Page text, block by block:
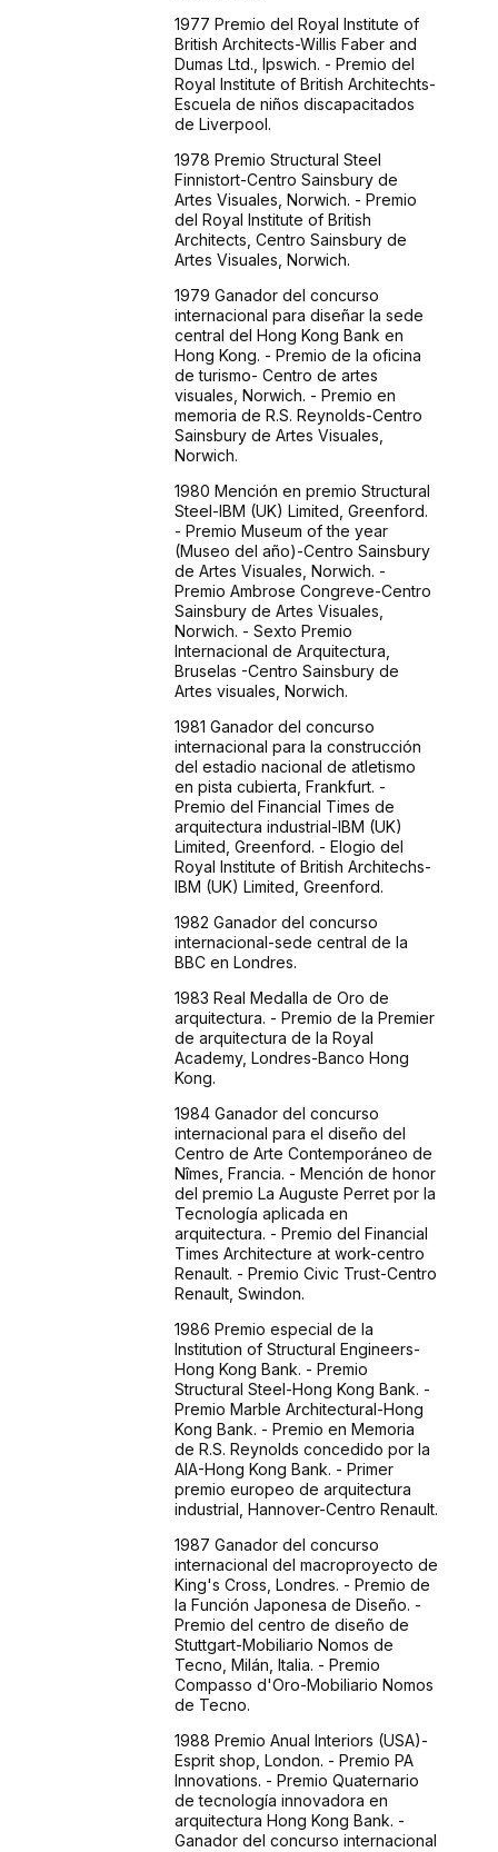
1977 Premio del Royal Institute of
British Architects-Willis Faber and
Dumas Ltd., Ipswich. - Premio del
Royal Institute of British Architechts-
Escuela de niños discapacitados
de Liverpool.
1978 Premio Structural Steel
Finnistort-Centro Sainsbury de
Artes Visuales, Norwich. - Premio
del Royal Institute of British
Architects, Centro Sainsbury de
Artes Visuales, Norwich.
1979 Ganador del concurso
internacional para diseñar la sede
central del Hong Kong Bank en
Hong Kong. - Premio de la oficina
de turismo- Centro de artes
visuales, Norwich. - Premio en
memoria de R.S. Reynolds-Centro
Sainsbury de Artes Visuales,
Norwich.
1980 Mención en premio Structural
Steel-IBM (UK) Limited, Greenford.
- Premio Museum of the year
(Museo del año)-Centro Sainsbury
de Artes Visuales, Norwich. -
Premio Ambrose Congreve-Centro
Sainsbury de Artes Visuales,
Norwich. - Sexto Premio
Internacional de Arquitectura,
Bruselas -Centro Sainsbury de
Artes visuales, Norwich.
1981 Ganador del concurso
internacional para la construcción
del estadio nacional de atletismo
en pista cubierta, Frankfurt. -
Premio del Financial Times de
arquitectura industrial-IBM (UK)
Limited, Greenford. - Elogio del
Royal Institute of British Architechs-
IBM (UK) Limited, Greenford.
1982 Ganador del concurso
internacional-sede central de la
BBC en Londres.
1983 Real Medalla de Oro de
arquitectura. - Premio de la Premier
de arquitectura de la Royal
Academy, Londres-Banco Hong
Kong.
1984 Ganador del concurso
internacional para el diseño del
Centro de Arte Contemporáneo de
Nîmes, Francia. - Mención de honor
del premio La Auguste Perret por la
Tecnología aplicada en
arquitectura. - Premio del Financial
Times Architecture at work-centro
Renault. - Premio Civic Trust-Centro
Renault, Swindon.
1986 Premio especial de la
Institution of Structural Engineers-
Hong Kong Bank. - Premio
Structural Steel-Hong Kong Bank. -
Premio Marble Architectural-Hong
Kong Bank. - Premio en Memoria
de R.S. Reynolds concedido por la
AIA-Hong Kong Bank. - Primer
premio europeo de arquitectura
industrial, Hannover-Centro Renault.
1987 Ganador del concurso
internacional del macroproyecto de
King's Cross, Londres. - Premio de
la Función Japonesa de Diseño. -
Premio del centro de diseño de
Stuttgart-Mobiliario Nomos de
Tecno, Milán, Italia. - Premio
Compasso d'Oro-Mobiliario Nomos
de Tecno.
1988 Premio Anual Interiors (USA)-
Esprit shop, London. - Premio PA
Innovations. - Premio Quaternario
de tecnología innovadora en
arquitectura Hong Kong Bank. -
Ganador del concurso internacional